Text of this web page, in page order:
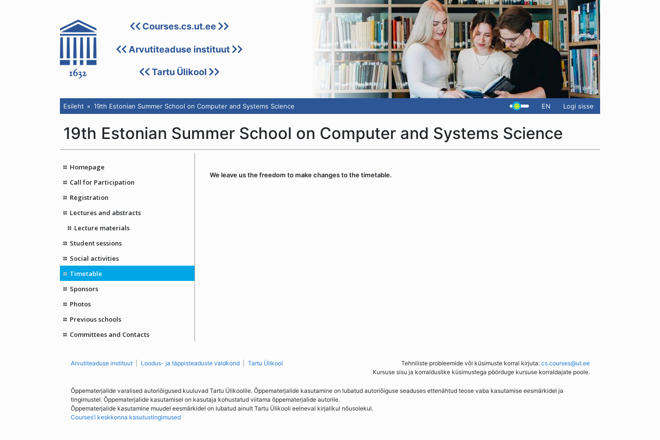
Courses.cs.ut.ee
Arvutiteaduse instituut
Tartu Ülikool
Esileht 19th Estonian Summer School on Computer and Systems Science EN Logi sisse
19th Estonian Summer School on Computer and Systems Science
Homepage
Call for Participation
Registration
Lectures and abstracts
Lecture materials
Student sessions
Social activities
Timetable
Sponsors
Photos
Previous schools
Committees and Contacts
We leave us the freedom to make changes to the timetable.
Arvutiteaduse instituut Loodus- ja täppisteaduste valdkond Tartu Ülikool Tehniliste probleemide või küsimuste korral kirjuta: cs.courses@ut.ee
Kursuse sisu ja korralduslike küsimustega pöörduge kursuse korraldajate poole.
Õppematerjalide varalised autoriõigused kuuluvad Tartu Ülikoolile. Õppematerjalide kasutamine on lubatud autoriõiguse seaduses ettenähtud teose vaba kasutamise eesmärkidel ja
tingimustel. Õppematerjalide kasutamisel on kasutaja kohustatud viitama õppematerjalide autorile.
Õppematerjalide kasutamine muudel eesmärkidel on lubatud ainult Tartu Ülikooli eelneval kirjalikul nõusolekul.
Courses’i keskkonna kasutustingimused